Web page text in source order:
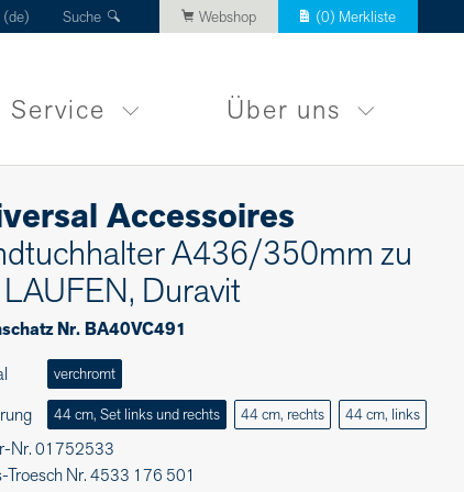
(de) Suche Webshop (0) Merkliste
Service Über uns
Accessoires
A436/350mm zu
Duravit
Nr. BA40VC491
verchromt
44 cm, Set links und rechts 44 cm, rechts 44 cm, links
Nr. 01752533
Troesch Nr. 4533 176 501